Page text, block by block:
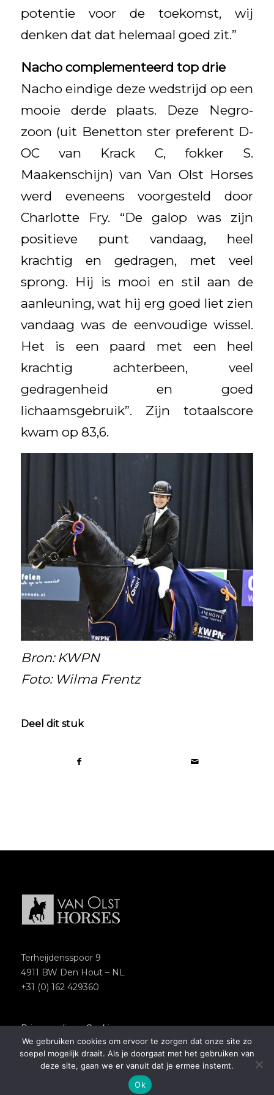
potentie voor de toekomst, wij
denken dat dat helemaal goed zit.”
Nacho complementeerd top drie
Nacho eindige deze wedstrijd op een
mooie derde plaats. Deze Negro-
zoon (uit Benetton ster preferent D-
OC van Krack C, fokker S.
Maakenschijn) van Van Olst Horses
werd eveneens voorgesteld door
Charlotte Fry. “De galop was zijn
positieve punt vandaag, heel
krachtig en gedragen, met veel
sprong. Hij is mooi en stil aan de
aanleuning, wat hij erg goed liet zien
vandaag was de eenvoudige wissel.
Het is een paard met een heel
krachtig achterbeen, veel
gedragenheid en goed
lichaamsgebruik”. Zijn totaalscore
kwam op 83,6.
Bron: KWPN
Foto: Wilma Frentz
Deel dit stuk
Terheijdensspoor 9
4911 BW Den Hout – NL
+31 (0) 162 429360
Privacypolicy–Cookies
Copyright 2018 – Van Olst Horses
Website byNewmore
We gebruiken cookies om ervoor te zorgen dat onze site zo
soepel mogelijk draait. Als je doorgaat met het gebruiken van
deze site, gaan we er vanuit dat je ermee instemt.
Ok